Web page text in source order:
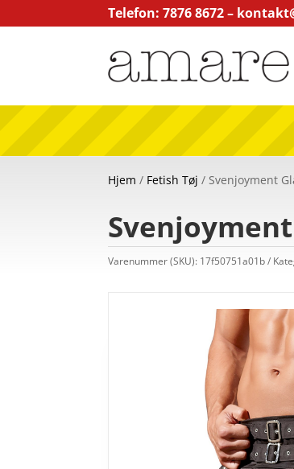
Telefon: 7876 8672 –
Hjem / Fetish Tøj / Svenjoyment
Varenummer (SKU): 17f50751a01b